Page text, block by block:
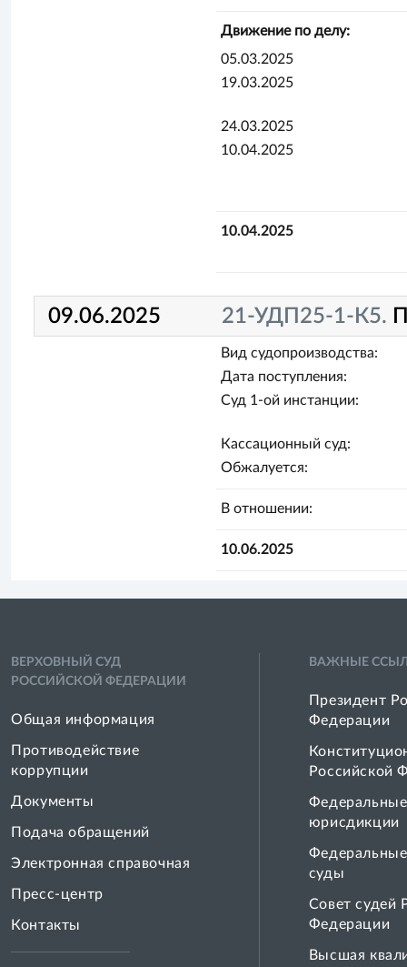
Движение по делу:
05.03.2025
19.03.2025
24.03.2025
10.04.2025
10.04.2025
09.06.2025 21-УДП25-1-К5.
Вид судопроизводства:
Дата поступления:
Суд 1-ой инстанции:
Кассационный суд:
Обжалуется:
В отношении:
10.06.2025
ВЕРХОВНЫЙ СУД
РОССИЙСКОЙ ФЕДЕРАЦИИ
Общая информация
Противодействие
коррупции
Документы
Подача обращений
Электронная справочная
Пресс-центр
Контакты
ВАЖНЫЕ
Президент
Федерации
Российской
юрисдикции
суды
Совет cудей
Федерации
Высшая